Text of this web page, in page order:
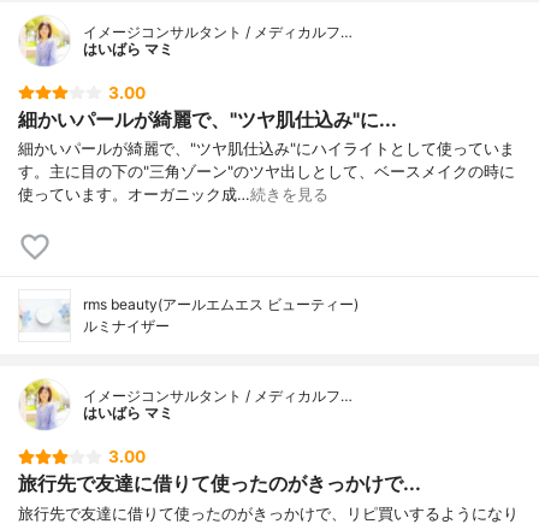
イメージコンサルタント / メディカルフ…
はいばら マミ
3.00
細かいパールが綺麗で、"ツヤ肌仕込み"に...
細かいパールが綺麗で、"ツヤ肌仕込み"にハイライトとして使っていま
す。主に目の下の"三角ゾーン"のツヤ出しとして、ベースメイクの時に
使っています。オーガニック成…続きを見る
rms beauty(アールエムエス ビューティー)
ルミナイザー
イメージコンサルタント / メディカルフ…
はいばら マミ
3.00
旅行先で友達に借りて使ったのがきっかけで...
旅行先で友達に借りて使ったのがきっかけで、リピ買いするようになり